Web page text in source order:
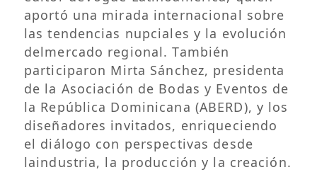
aportó una mirada internacional sobre
las tendencias nupciales y la evolución
delmercado regional. También
participaron Mirta Sánchez, presidenta
de la Asociación de Bodas y Eventos de
la República Dominicana (ABERD), y los
diseñadores invitados, enriqueciendo
el diálogo con perspectivas desde
laindustria, la producción y la creación.